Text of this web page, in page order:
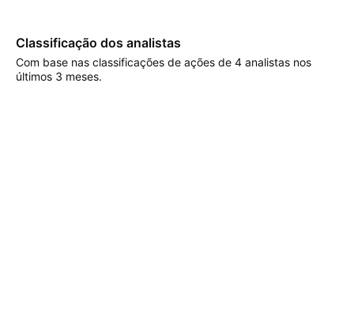
Classificação dos analistas
Com base nas classificações de ações de 4 analistas nos
últimos 3 meses.